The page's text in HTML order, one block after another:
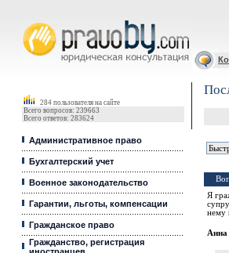
284 пользователя на сайте
Всего вопросов: 239663
Всего ответов: 283624
Административное право
Бухгалтерский учет
Военное законодательство
Гарантии, льготы, компенсации
Гражданское право
Гражданство, регистрация
Я
нему
Анна